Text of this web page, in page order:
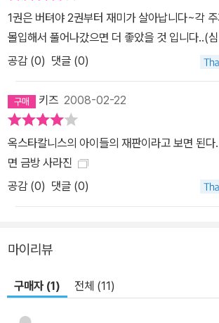
1권은 버텨야 2권부터 재미가 살아납니다~각
몰입해서 풀어나갔으면 더 좋았을 것 입니다..(
공감 (0) 댓글 (0)
키즈 2008-02-22
옥스타칼니스의 아이들의 재판이라고 보면 된
면 금방 사라진
공감 (0) 댓글 (0)
마이리뷰
구매자 (1) 전체 (11)